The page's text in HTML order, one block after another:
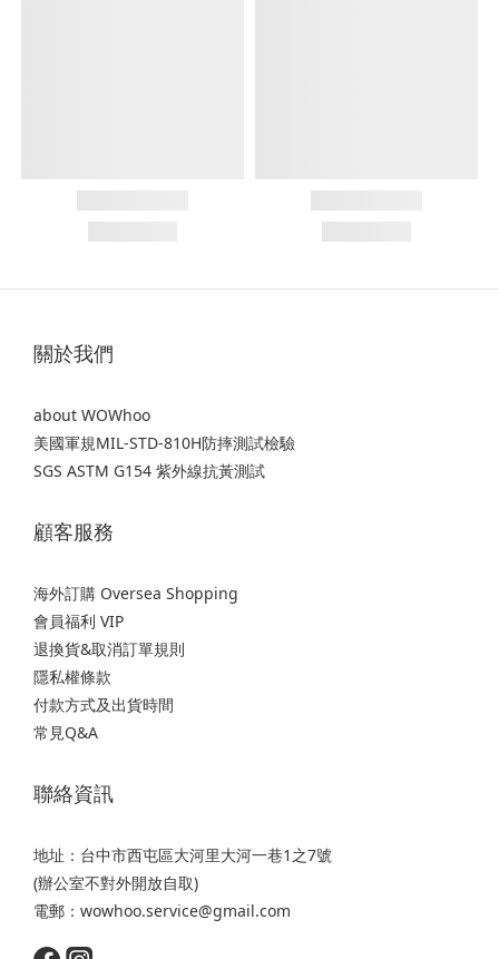
關於我們
about WOWhoo
美國軍規MIL-STD-810H防摔測試檢驗
SGS ASTM G154 紫外線抗黃測試
顧客服務
海外訂購 Oversea Shopping
會員福利 VIP
退換貨&取消訂單規則
隱私權條款
付款方式及出貨時間
常見Q&A
聯絡資訊
地址：台中市西屯區大河里大河一巷1之7號
(辦公室不對外開放自取)
電郵：wowhoo.service@gmail.com